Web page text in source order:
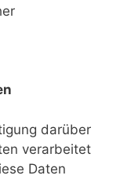
darüber
verarbeitet
Daten